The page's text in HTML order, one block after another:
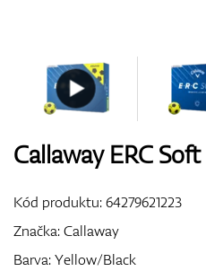
Callaway ERC
Kód produktu:64279621223
Značka:Callaway
Barva: Yellow/Black